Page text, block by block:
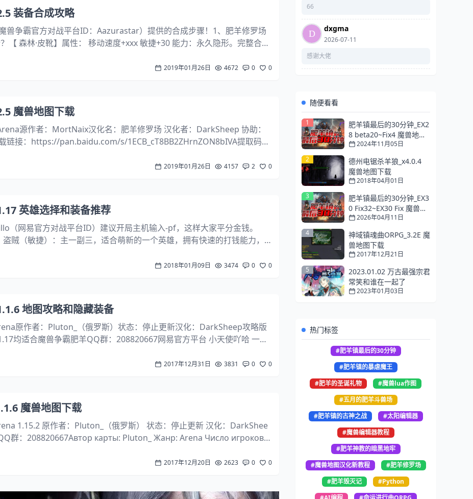
装备合成攻略
兽争霸官方对战平台ID：Aazurastar）提供的合成步骤！1、肥羊修罗场
【 森林·皮靴】属性： 移动速度+ххх 敏捷+30 能力：永久隐形。完整合成
2019年01月26日 4672 0 0
魔兽地图下载
源作者：MortNaix汉化名：肥羊修罗场 汉化者：DarkSheep 协助：
链接：https://pan.baidu.com/s/1ECB_cT8BB2ZHrnZON8bIVA提取码：
2019年01月26日 4157 2 0
英雄选择和装备推荐
（网易官方对战平台ID）建议开局主机输入-pf，这样大家平分金钱。
贼（敏捷）：主一副三，适合萌新的一个英雄，拥有快速的打钱能力，
出圣锤可以自己出一个圣锤，给...
2018年01月09日 3474 0 0
地图攻略和隐藏装备
原作者：Pluton_（俄罗斯）状态：停止更新汉化：DarkSheep攻略版
均适合魔兽争霸肥羊QQ群：208820667网易官方平台 小天使吖哈 一句
2017年12月31日 3831 0 0
魔兽地图下载
1.15.2 原作者：Pluton_（俄罗斯） 状态：停止更新 汉化：DarkShee
群：208820667Автор карты: Pluton_ Жанр: Arena Число игроков:
2017年12月20日 2623 0 0
66
dxgma
2026-07-11
感谢大佬
随便看看
1
肥羊镇最后的30分钟_EX2
8 beta20~Fix4 魔兽地图
更新情报
2024年11月05日
2
德州电锯杀羊狼_x4.0.4
魔兽地图下载
2018年04月01日
3
肥羊镇最后的30分钟_EX3
0 Fix32~EX30 Fix 魔兽地
图更新情报（截至2026/
2026年04月11日
4
神域镇魂曲ORPG_3.2E 魔
兽地图下载
2017年12月21日
5
2023.01.02 万古最强宗君
常笑和谁在一起了
2023年01月03日
热门标签
#肥羊镇最后的30分钟
#肥羊镇的暴虐魔王
#肥羊的圣诞礼物
#魔兽lua作图
#五月的肥羊斗兽场
#肥羊镇的古神之战
#太阳编辑器
#魔兽编辑器教程
#肥羊神教的暗黑地牢
#魔兽地图汉化新教程
#肥羊修罗场
#肥羊毁灭记
#Python